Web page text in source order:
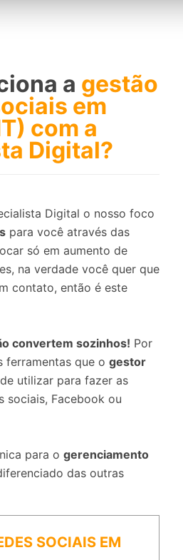
a gestão
em
com a
Digital?
Digital o nosso foco
para você através das
só em aumento de
na verdade você quer que
contato, então é este
convertem sozinhos! Por
ferramentas que o gestor
utilizar para fazer as
sociais, Facebook ou
para o gerenciamento
das outras
SOCIAIS EM